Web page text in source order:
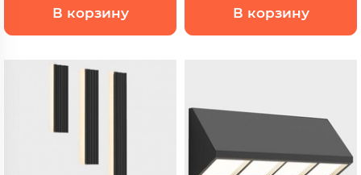
В корзину В корзину